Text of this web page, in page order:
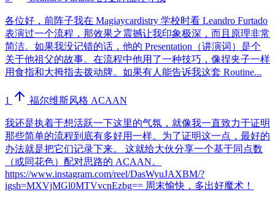
各位好，前阵子我在 Magiaycardistry 学校时看 Leandro Furtado
表演过一个流程，那效果之震撼让我印象极深，而且原理非常
简洁。如果我没记错的话，他的 Presentation（讲演词）是个
关于他祖父的故事。在流程中他用了一种技巧，像捏夹子一样
用食指和大拇指去拨动牌。如果有人能告诉我这套 Routine...
1 福尔维斯风格 ACAAN
我还是执着于想活跃一下这里的气氛，就像我一直致力于证明
那些简单的流程到底有多好用一样。为了证明这一点，最好的
办法就是把它们记录下来。 这就给大伙分享一个基于同点数
（或同花色）配对思路的 ACAAN。
https://www.instagram.com/reel/DasWyuJAXBM/?
igsh=MXVjMGl0MTVvcnEzbg== 周末愉快，多出好魔术！